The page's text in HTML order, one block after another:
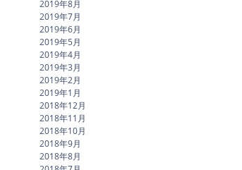
2019年8月
2019年7月
2019年6月
2019年5月
2019年4月
2019年3月
2019年2月
2019年1月
2018年12月
2018年11月
2018年10月
2018年9月
2018年8月